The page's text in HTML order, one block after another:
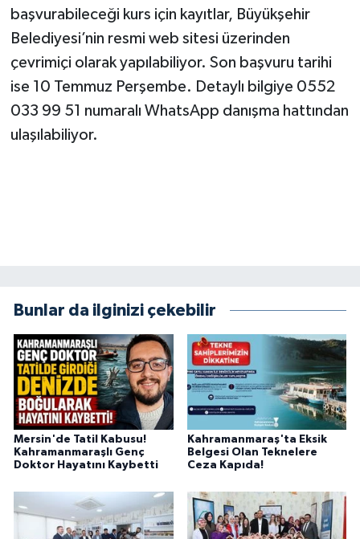
başvurabileceği kurs için kayıtlar, Büyükşehir
Belediyesi’nin resmi web sitesi üzerinden
çevrimiçi olarak yapılabiliyor. Son başvuru tarihi
ise 10 Temmuz Perşembe. Detaylı bilgiye 0552
033 99 51 numaralı WhatsApp danışma hattından
ulaşılabiliyor.
Bunlar da ilginizi çekebilir
Mersin'de Tatil Kabusu!
Kahramanmaraşlı Genç
Doktor Hayatını Kaybetti
Kahramanmaraş'ta Eksik
Belgesi Olan Teknelere
Ceza Kapıda!
SİVİL TOPLUM
SEÇİM 2014
KİM KİMDİR
ÇEK GÖNDER
MİZAH
TARİH
Genel
Politika
YEREL
BÖLGEDEN